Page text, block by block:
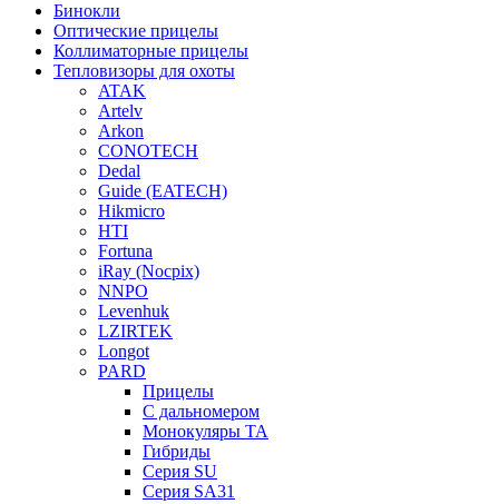
Бинокли
Оптические прицелы
Коллиматорные прицелы
Тепловизоры для охоты
ATAK
Artelv
Arkon
CONOTECH
Dedal
Guide (EATECH)
Hikmicro
HTI
Fortuna
iRay (Nocpix)
NNPO
Levenhuk
LZIRTEK
Longot
PARD
Прицелы
С дальномером
Монокуляры TA
Гибриды
Серия SU
Серия SA31